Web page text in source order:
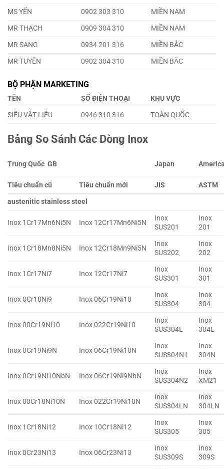
MS YẾN
0902 303 310
MIỀN NAM
MR THẠCH
0909 304 310
MIỀN NAM
MR SANG
0934 201 316
MIỀN BẮC
MR TUYÊN
0902 304 310 MIỀN BẮC
BỘ PHẬN MARKETING
TÊN SỐ ĐIỆN THOẠI
KHU VỰC
SIÊU VẬT LIỆU
0946 310 316 TOÀN QUỐC
Bảng So Sánh Các Dòng Inox
Trung Quốc GB Japan
Tiêu chuẩn cũ Tiêu chuẩn mới JIS
ASTM
austenitic stainless steel
Inox 1Cr17Mn6Ni5N Inox 12Cr17Mn6Ni5N
Inox
SUS201
Inox
201
Inox 1Cr18Mn8Ni5N Inox 12Cr18Mn9Ni5N
Inox
SUS202
Inox
202
Inox 1Cr17Ni7 Inox 12Cr17Ni7
Inox
SUS301
Inox
301
Inox 0Cr18Ni9 Inox 06Cr19Ni10
Inox
SUS304
Inox
304
Inox 00Cr19Ni10 Inox 022Cr19Ni10
Inox
SUS304L
Inox
304L
Inox 0Cr19Ni9N Inox 06Cr19Ni10N
Inox
SUS304N1
Inox
304N
Inox 0Cr19Ni10NbN Inox 06Cr19Ni9NbN
Inox
SUS304N2
Inox
XM21
Inox 00Cr18Ni10N Inox 022Cr19Ni10N
Inox
SUS304LN
Inox
304LN
Inox 1Cr18Ni12 Inox 10Cr18Ni12
Inox
SUS305
Inox
305
Inox 0Cr23Ni13 Inox 06Cr23Ni13
Inox
SUS309S
Inox
309S